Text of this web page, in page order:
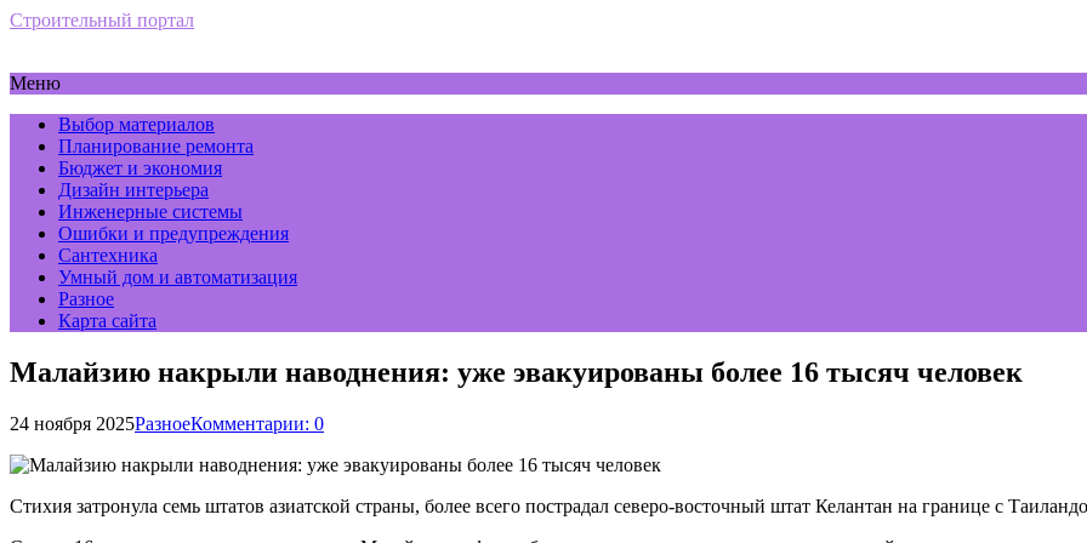
Строительный портал
Меню
Выбор материалов
Планирование ремонта
Бюджет и экономия
Дизайн интерьера
Инженерные системы
Ошибки и предупреждения
Сантехника
Умный дом и автоматизация
Разное
Карта сайта
Малайзию накрыли наводнения: уже эвакуированы более 16 тысяч человек
24 ноября 2025РазноеКомментарии: 0
Стихия затронула семь штатов азиатской страны, более всего пострадал северо-восточный штат Келантан на границе с